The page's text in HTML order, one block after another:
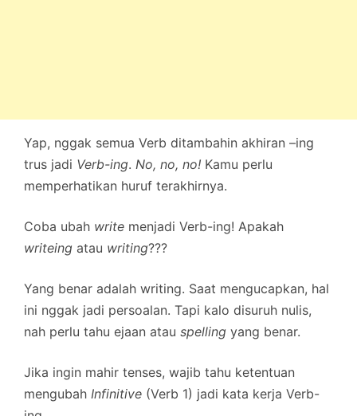
Yap, nggak semua Verb ditambahin akhiran –ing
trus jadi Verb-ing. No, no, no! Kamu perlu
memperhatikan huruf terakhirnya.
Coba ubah write menjadi Verb-ing! Apakah
writeing atau writing???
Yang benar adalah writing. Saat mengucapkan, hal
ini nggak jadi persoalan. Tapi kalo disuruh nulis,
nah perlu tahu ejaan atau spelling yang benar.
Jika ingin mahir tenses, wajib tahu ketentuan
mengubah Infinitive (Verb 1) jadi kata kerja Verb-